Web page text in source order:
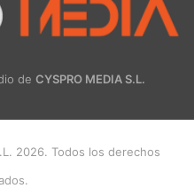
de CYSPRO MEDIA S.L.
2026. Todos los derechos